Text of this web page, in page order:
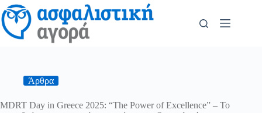
Άρθρα
MDRT Day in Greece 2025: “The Power of Excellence” – Το